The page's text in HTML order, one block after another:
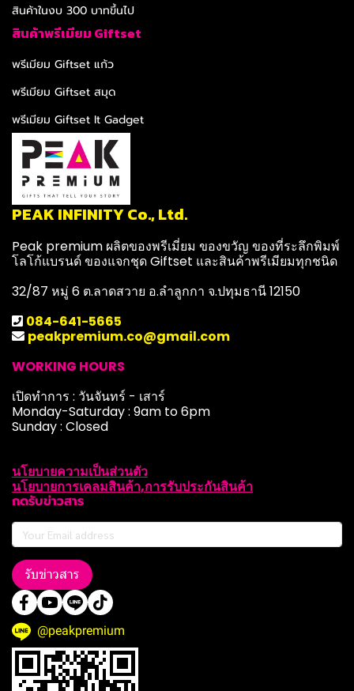
สินค้าในงบ 300 บาทขึ้นไป
สินค้าพรีเมียม Giftset
พรีเมียม Giftset แก้ว
พรีเมียม Giftset สมุด
พรีเมียม Giftset It Gadget
PEAK INFINITY Co., Ltd.
Peak premium ผลิตของพรีเมี่ยม ของขวัญ ของที่ระลึกพิมพ์
โลโก้แบรนด์ ของแจกชุด Giftset และสินค้าพรีเมียมทุกชนิด
32/87 หมู่ 6 ต.ลาดสวาย อ.ลำลูกกา จ.ปทุมธานี 12150
084-641-5665
peakpremium.co@gmail.com
WORKING HOURS
เปิดทำการ : วันจันทร์ - เสาร์
Monday-Saturday : 9am to 6pm
Sunday : Closed
นโยบายความเป็นส่วนตัว
นโยบายการเคลมสินค้า,การรับประกันสินค้า
กดรับข่าวสาร
รับข่าวสาร
@peakpremium